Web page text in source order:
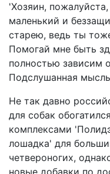
'Хозяин,
маленький и
старею, ведь ты
Помогай мне быть
полностью зависим
Подслушанная
Не так давно
для собак
комплексами
лошадка' для
четвероногих,
новые добавки по